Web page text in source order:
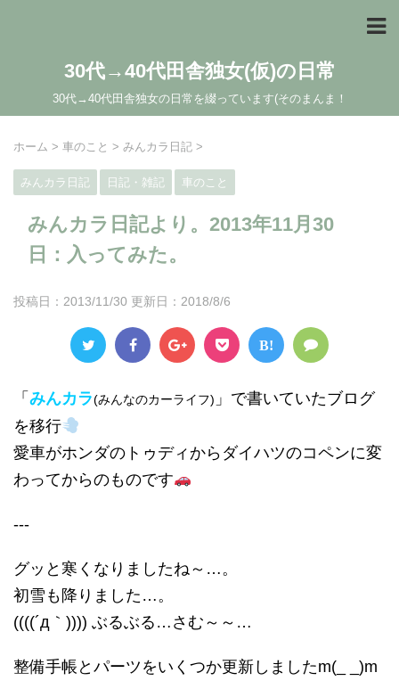
30代→40代田舎独女(仮)の日常
30代→40代田舎独女の日常を綴っています(そのまんま！
ホーム > 車のこと > みんカラ日記 >
みんカラ日記 日記・雑記 車のこと
みんカラ日記より。2013年11月30
日：入ってみた。
投稿日：2013/11/30 更新日： 2018/8/6
B!
「 みんカラ(みんなのカーライフ) 」で書いていたブログ
を移行
愛車がホンダのトゥディからダイハツのコペンに変
わってからのものです
---
グッと寒くなりましたね～…。
初雪も降りました…。
((((´д｀)))) ぶるぶる…さむ～～…
整備手帳とパーツをいくつか更新しましたm(_ _)m